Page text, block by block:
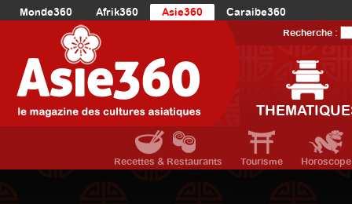
Monde360 Afrik360 Asie360
Caraibe360
Europe360
AmériqueDuNord360
Océanie360
Recherche :
Recettes & Restaurants Tourisme Horoscope